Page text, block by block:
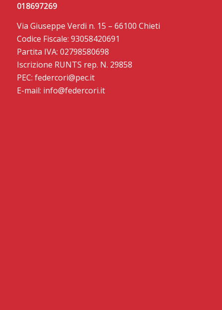
018697269
Via Giuseppe Verdi n. 15 – 66100 Chieti
Codice Fiscale: 93058420691
Partita IVA: 02798580698
Iscrizione RUNTS rep. N. 29858
PEC: federcori@pec.it
E-mail: info@federcori.it